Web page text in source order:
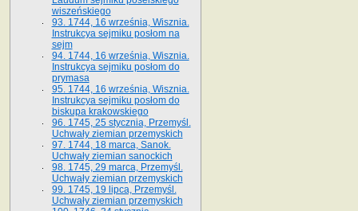
wiszeńskiego
93. 1744, 16 września, Wisznia.
Instrukcya sejmiku posłom na
sejm
94. 1744, 16 września, Wisznia.
Instrukcya sejmiku posłom do
prymasa
95. 1744, 16 września, Wisznia.
Instrukcya sejmiku posłom do
biskupa krakowskiego
96. 1745, 25 stycznia, Przemyśl.
Uchwały ziemian przemyskich
97. 1744, 18 marca, Sanok.
Uchwały ziemian sanockich
98. 1745, 29 marca, Przemyśl.
Uchwały ziemian przemyskich
99. 1745, 19 lipca, Przemyśl.
Uchwały ziemian przemyskich